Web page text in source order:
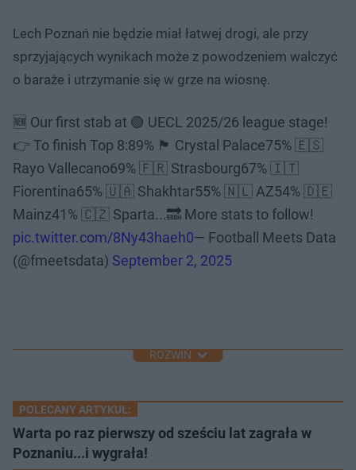
Lech Poznań nie będzie miał łatwej drogi, ale przy
sprzyjających wynikach może z powodzeniem walczyć
o baraże i utrzymanie się w grze na wiosnę.
🆕 Our first stab at 🟢 UECL 2025/26 league stage!
👉 To finish Top 8:89% 🏴󠁧󠁢󠁥󠁮󠁧󠁿 Crystal Palace75% 🇪🇸
Rayo Vallecano69% 🇫🇷 Strasbourg67% 🇮🇹
Fiorentina65% 🇺🇦 Shakhtar55% 🇳🇱 AZ54% 🇩🇪
Mainz41% 🇨🇿 Sparta...🔜 More stats to follow!
pic.twitter.com/8Ny43haeh0— Football Meets Data
(@fmeetsdata) September 2, 2025
ROZWIŃ
POLECANY ARTYKUŁ:
Warta po raz pierwszy od sześciu lat zagrała w
Poznaniu...i wygrała!